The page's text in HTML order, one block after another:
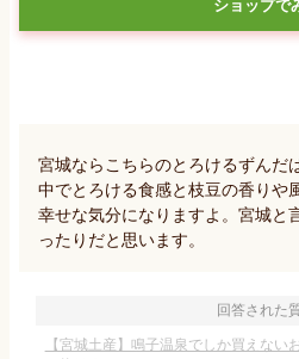
ショップで
宮城ならこちらのとろけるずんだ
中でとろける食感と枝豆の香りや
幸せな気分になりますよ。宮城と
ったりだと思います。
回答された
【宮城土産】鳴子温泉でしか買えない